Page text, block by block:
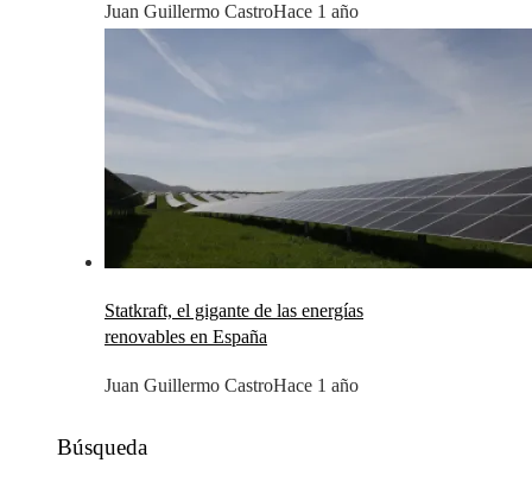
Juan Guillermo CastroHace 1 año
Statkraft, el gigante de las energías
renovables en España
Juan Guillermo CastroHace 1 año
Búsqueda